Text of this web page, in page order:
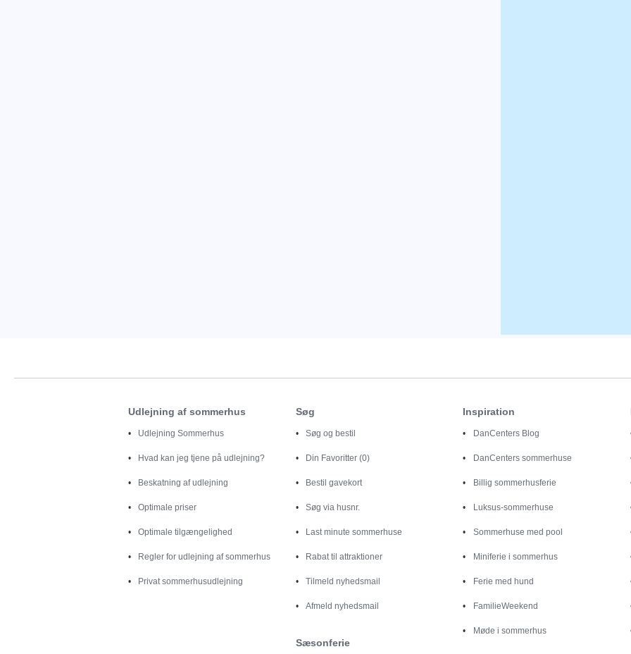
Udlejning af sommerhus
Udlejning Sommerhus
Hvad kan jeg tjene på udlejning?
Beskatning af udlejning
Optimale priser
Optimale tilgængelighed
Regler for udlejning af sommerhus
Privat sommerhusudlejning
Søg
Søg og bestil
Din Favoritter (0)
Bestil gavekort
Søg via husnr.
Last minute sommerhuse
Rabat til attraktioner
Tilmeld nyhedsmail
Afmeld nyhedsmail
Sæsonferie
Inspiration
DanCenters Blog
DanCenters sommerhuse
Billig sommerhusferie
Luksus-sommerhuse
Sommerhuse med pool
Miniferie i sommerhus
Ferie med hund
FamilieWeekend
Møde i sommerhus